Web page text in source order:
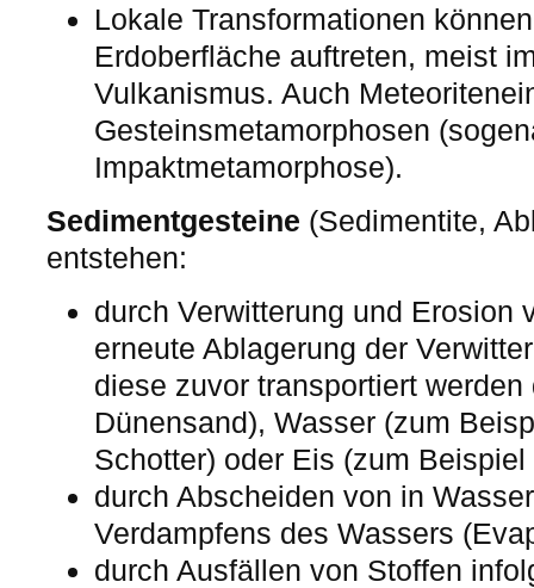
Lokale Transformationen
Erdoberfläche auftreten, meist
Vulkanismus. Auch
Gesteinsmetamorphosen
Impaktmetamorphose).
Sedimentgesteine (Sedimentite,
entstehen:
durch Verwitterung und Erosion
erneute Ablagerung der
diese zuvor transportiert
Dünensand), Wasser (zum
Schotter) oder Eis (zum Beispiel
durch Abscheiden von in
Verdampfens des Wassers
durch Ausfällen von Stoffen